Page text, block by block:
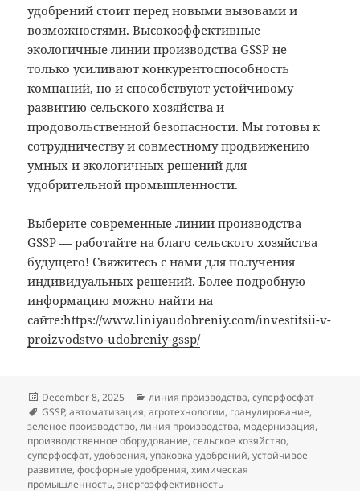
удобрений стоит перед новыми вызовами и
возможностями. Высокоэффективные
экологичные линии производства GSSP не
только усиливают конкурентоспособность
компаний, но и способствуют устойчивому
развитию сельского хозяйства и
продовольственной безопасности. Мы готовы к
сотрудничеству и совместному продвижению
умных и экологичных решений для
удобрительной промышленности.
Выберите современные линии производства
GSSP — работайте на благо сельского хозяйства
будущего! Свяжитесь с нами для получения
индивидуальных решений. Более подробную
информацию можно найти на
сайте:https://www.liniyaudobreniy.com/investitsii-v-
proizvodstvo-udobreniy-gssp/
Posted
on
December 8, 2025 Categories
линия производства,суперфосфат
Tags
GSSP,автоматизация,агротехнологии, гранулирование,
зеленое производство,линия производства, модернизация,
производственное оборудование,сельское хозяйство,
суперфосфат,удобрения,упаковка удобрений,устойчивое
развитие,фосфорные удобрения,химическая
промышленность,энергоэффективность